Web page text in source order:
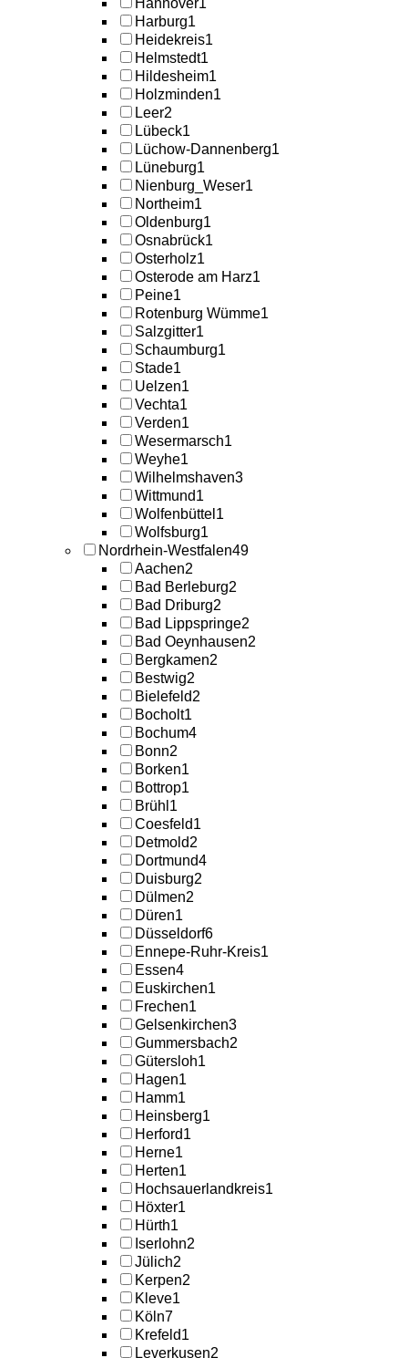
Hannover1
Harburg1
Heidekreis1
Helmstedt1
Hildesheim1
Holzminden1
Leer2
Lübeck1
Lüchow-Dannenberg1
Lüneburg1
Nienburg_Weser1
Northeim1
Oldenburg1
Osnabrück1
Osterholz1
Osterode am Harz1
Peine1
Rotenburg Wümme1
Salzgitter1
Schaumburg1
Stade1
Uelzen1
Vechta1
Verden1
Wesermarsch1
Weyhe1
Wilhelmshaven3
Wittmund1
Wolfenbüttel 1
Wolfsburg1
Nordrhein-Westfalen49
Aachen2
Bad Berleburg2
Bad Driburg2
Bad Lippspringe2
Bad Oeynhausen2
Bergkamen2
Bestwig2
Bielefeld2
Bocholt1
Bochum4
Bonn2
Borken1
Bottrop1
Brühl 1
Coesfeld1
Detmold2
Dortmund4
Duisburg2
Dülmen2
Düren1
Düsseldorf6
Ennepe-Ruhr-Kreis1
Essen4
Euskirchen1
Frechen1
Gelsenkirchen3
Gummersbach2
Gütersloh1
Hagen1
Hamm1
Heinsberg1
Herford1
Herne1
Herten1
Hochsauerlandkreis1
Höxter1
Hürth1
Iserlohn2
Jülich2
Kerpen2
Kleve1
Köln7
Krefeld1
Leverkusen2